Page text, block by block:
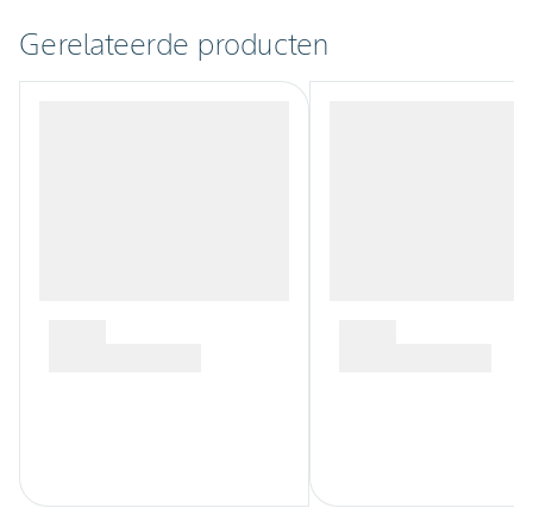
onderdrukken van deze
Gerelateerde producten